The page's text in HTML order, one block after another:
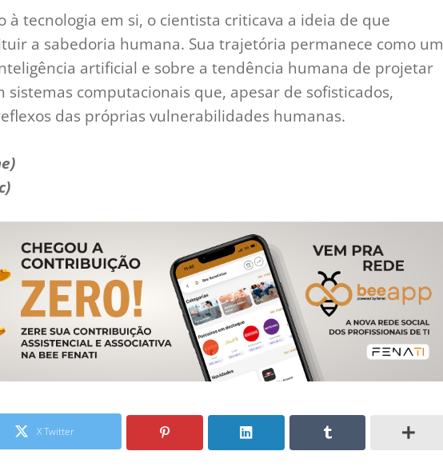
à tecnologia em si, o cientista criticava a ideia de que
a sabedoria humana. Sua trajetória permanece como um
artificial e sobre a tendência humana de projetar
sistemas computacionais que, apesar de sofisticados,
das próprias vulnerabilidades humanas.
X Twitter